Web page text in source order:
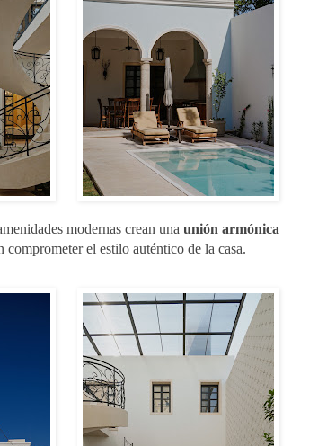
modernas crean una unión armónica
comprometer el estilo auténtico de la casa.